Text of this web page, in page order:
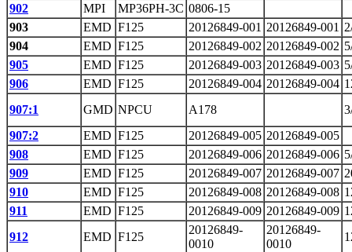
902
MPI MP36PH-3C 0806-15
903
EMD F125 20126849-001 20126849-001
904
EMD F125 20126849-002 20126849-002
905
EMD F125 20126849-003 20126849-003
906
EMD F125 20126849-004 20126849-004
907:1
GMD NPCU A178
907:2
EMD F125 20126849-005 20126849-005
908
EMD F125 20126849-006 20126849-006
909
EMD F125 20126849-007 20126849-007
910
EMD F125 20126849-008 20126849-008
911
EMD F125 20126849-009 20126849-009
912
EMD F125
20126849-
0010
20126849-
0010